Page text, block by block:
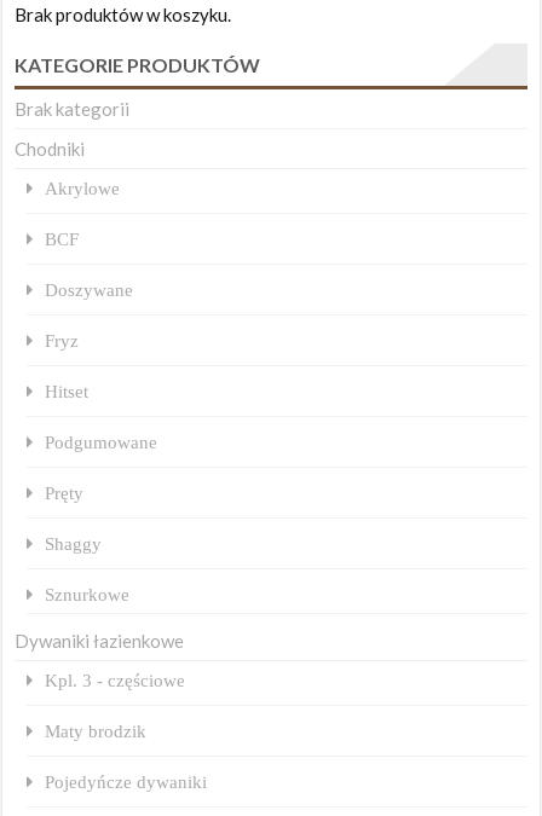
Brak produktów w koszyku.
KATEGORIE PRODUKTÓW
Brak kategorii
Chodniki
Akrylowe
BCF
Doszywane
Fryz
Hitset
Podgumowane
Pręty
Shaggy
Sznurkowe
Dywaniki łazienkowe
Kpl. 3 - częściowe
Maty brodzik
Pojedyńcze dywaniki